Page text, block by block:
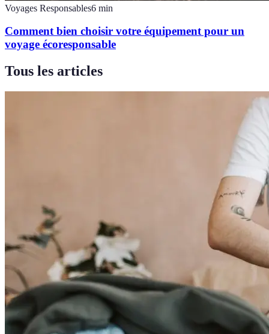
Voyages Responsables6 min
Comment bien choisir votre équipement pour un
voyage écoresponsable
Tous les articles